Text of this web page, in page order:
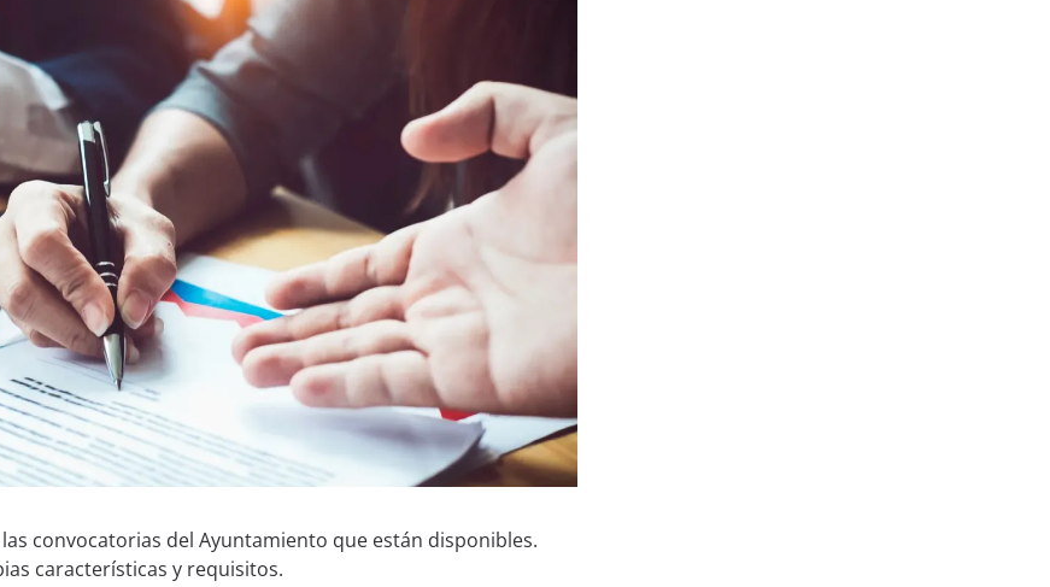
convocatorias del Ayuntamiento que están disponibles.
características y requisitos.